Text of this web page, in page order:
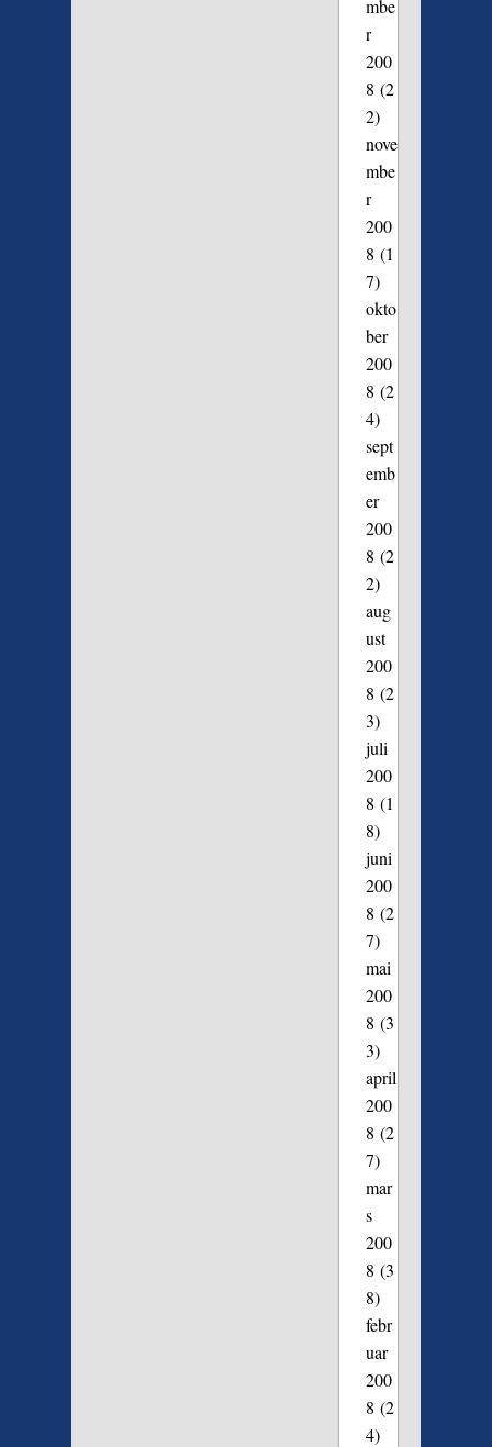
mbe
r
200
8 (2
2)
nove
mbe
r
200
8 (1
7)
okto
ber
200
8 (2
4)
sept
emb
er
200
8 (2
2)
aug
ust
200
8 (2
3)
juli
200
8 (1
8)
juni
200
8 (2
7)
mai
200
8 (3
3)
april
200
8 (2
7)
mar
s
200
8 (3
8)
febr
uar
200
8 (2
4)